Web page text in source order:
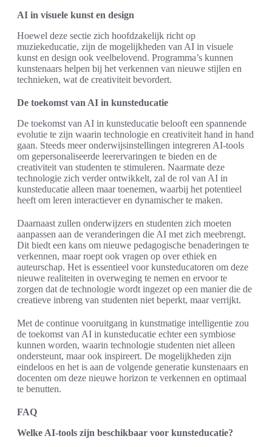
AI in visuele kunst en design
Hoewel deze sectie zich hoofdzakelijk richt op
muziekeducatie, zijn de mogelijkheden van AI in visuele
kunst en design ook veelbelovend. Programma’s kunnen
kunstenaars helpen bij het verkennen van nieuwe stijlen en
technieken, wat de creativiteit bevordert.
De toekomst van AI in kunsteducatie
De toekomst van AI in kunsteducatie belooft een spannende
evolutie te zijn waarin technologie en creativiteit hand in hand
gaan. Steeds meer onderwijsinstellingen integreren AI-tools
om gepersonaliseerde leerervaringen te bieden en de
creativiteit van studenten te stimuleren. Naarmate deze
technologie zich verder ontwikkelt, zal de rol van AI in
kunsteducatie alleen maar toenemen, waarbij het potentieel
heeft om leren interactiever en dynamischer te maken.
Daarnaast zullen onderwijzers en studenten zich moeten
aanpassen aan de veranderingen die AI met zich meebrengt.
Dit biedt een kans om nieuwe pedagogische benaderingen te
verkennen, maar roept ook vragen op over ethiek en
auteurschap. Het is essentieel voor kunsteducatoren om deze
nieuwe realiteiten in overweging te nemen en ervoor te
zorgen dat de technologie wordt ingezet op een manier die de
creatieve inbreng van studenten niet beperkt, maar verrijkt.
Met de continue vooruitgang in kunstmatige intelligentie zou
de toekomst van AI in kunsteducatie echter een symbiose
kunnen worden, waarin technologie studenten niet alleen
ondersteunt, maar ook inspireert. De mogelijkheden zijn
eindeloos en het is aan de volgende generatie kunstenaars en
docenten om deze nieuwe horizon te verkennen en optimaal
te benutten.
FAQ
Welke AI-tools zijn beschikbaar voor kunsteducatie?